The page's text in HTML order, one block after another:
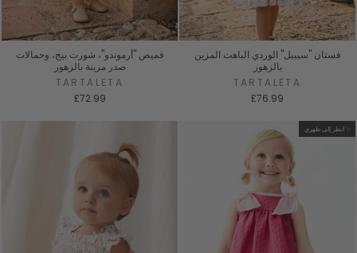
قميص "أرموندو"، شورت بيج، وحمالات
صدر مزينة بالزهور
TARTALETA
£72.99
فستان "سيبيل" الوردي الباهت المزين
بالزهور
TARTALETA
£76.99